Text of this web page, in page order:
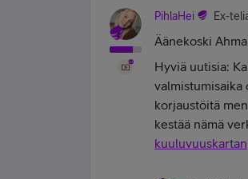
PihlaHei Ex-
Äänekoski
Hyviä uutisia:
valmistumisaika
korjaustöitä
kestää nämä
kuuluvuuskartan